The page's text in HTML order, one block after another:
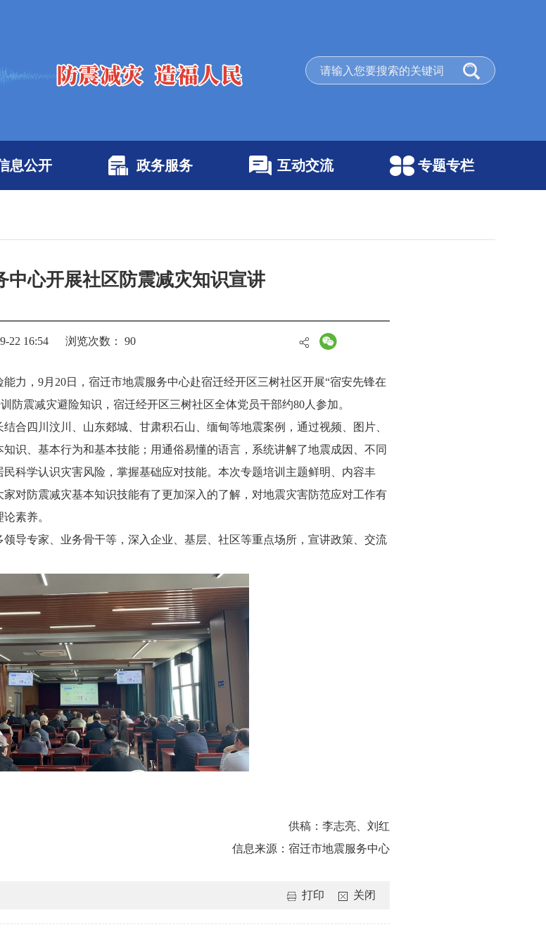
息公开 政务服务 互动交流 专题专栏
中心开展社区防震减灾知识宣讲
22 16:54 浏览次数： 90
力，9月20日，宿迁市地震服务中心赴宿迁经开区三树社区开展“宿安先锋在
防震减灾避险知识，宿迁经开区三树社区全体党员干部约80人参加。
合四川汶川、山东郯城、甘肃积石山、缅甸等地震案例，通过视频、图片、
识、基本行为和基本技能；用通俗易懂的语言，系统讲解了地震成因、不同
科学认识灾害风险，掌握基础应对技能。本次专题培训主题鲜明、内容丰
对防震减灾基本知识技能有了更加深入的了解，对地震灾害防范应对工作有
素养。
导专家、业务骨干等，深入企业、基层、社区等重点场所，宣讲政策、交流
供稿： 李志亮、刘红
信息来源： 宿迁市地震服务中心
打印 关闭